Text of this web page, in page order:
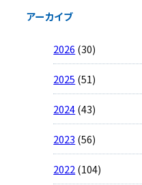
アーカイブ
2026 (30)
2025 (51)
2024(43)
2023 (56)
2022(104)